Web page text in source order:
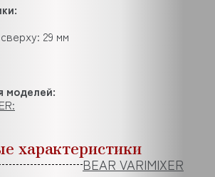
29 мм
моделей:
характеристики
BEAR VARIMIXER